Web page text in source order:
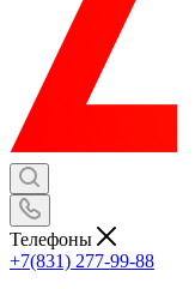
Телефоны
+7(831) 277-99-88